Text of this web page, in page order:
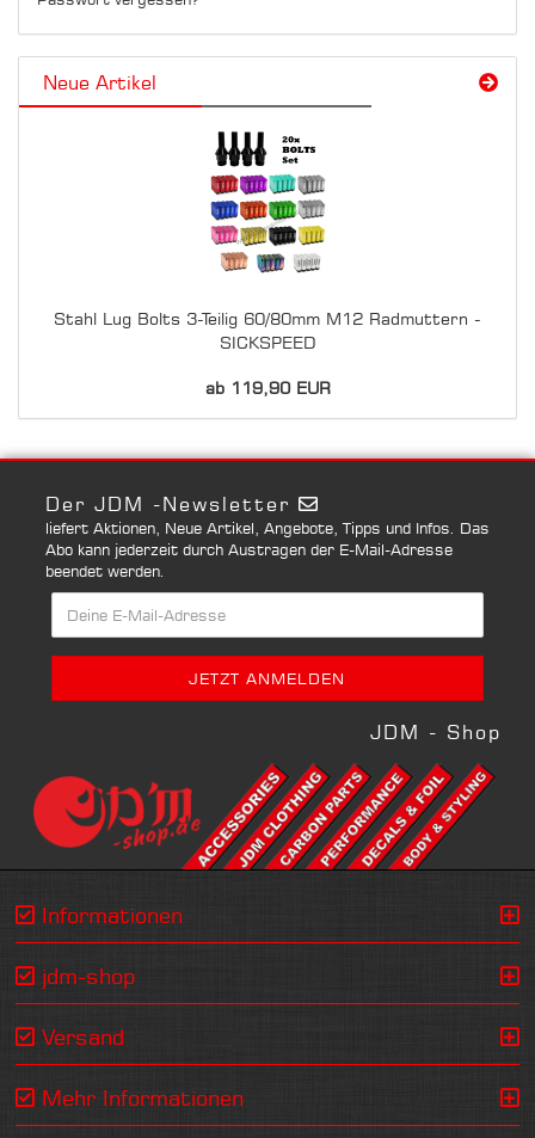
Neue Artikel
Stahl Lug Bolts 3-Teilig 60/80mm M12 Radmuttern -
SICKSPEED
ab 119,90 EUR
Der JDM -Newsletter
liefert Aktionen, Neue Artikel, Angebote, Tipps und Infos. Das
Abo kann jederzeit durch Austragen der E-Mail-Adresse
beendet werden.
JDM - Shop
Informationen
jdm-shop
Versand
Mehr Informationen